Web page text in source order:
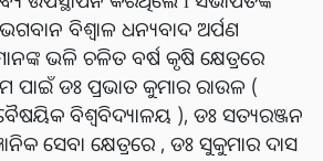
ବିଶ୍ୱାଳ ଧନ୍ୟବାଦ ଅର୍ପଣ
ଭଳି ଚଳିତ ବର୍ଷ କୃଷି କ୍ଷେତ୍ରରେ
ପାଇଁ ଡଃ ପ୍ରଭାତ କୁମାର ରାଉଳ (
ବିଶ୍ୱବିଦ୍ୟାଳୟ ), ଡଃ ସତ୍ୟରଞ୍ଜନ
ସେବା କ୍ଷେତ୍ରରେ , ଡଃ ସୁକୁମାର ଦାସ